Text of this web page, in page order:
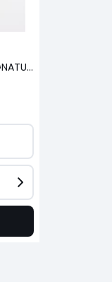
Soutien-gorge TRIUMPH SIGNATURE SHEER